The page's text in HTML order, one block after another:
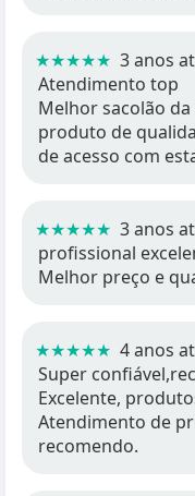
★★★★★ 3 anos
Atendimento top
Melhor sacolão
produto de
de acesso com
★★★★★ 3 anos
profissional
Melhor preço e
★★★★★ 4 anos
Super
Excelente,
Atendimento de
recomendo.